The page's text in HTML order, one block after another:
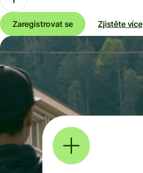
Zaregistrovat se Zjistěte více